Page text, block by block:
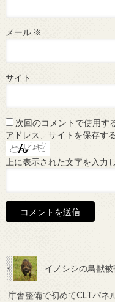
メール ※
サイト
次回のコメントで使用す
アドレス、サイトを保存する
上に表示された文字を入力
イノシシの鳥獣
庁舎整備で初めてCLTパネ